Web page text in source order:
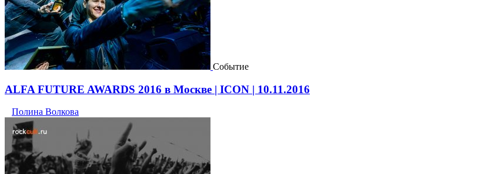
Событие
ALFA FUTURE AWARDS 2016 в Москве | ICON | 10.11.2016
Полина Волкова